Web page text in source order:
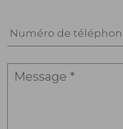
Numéro de